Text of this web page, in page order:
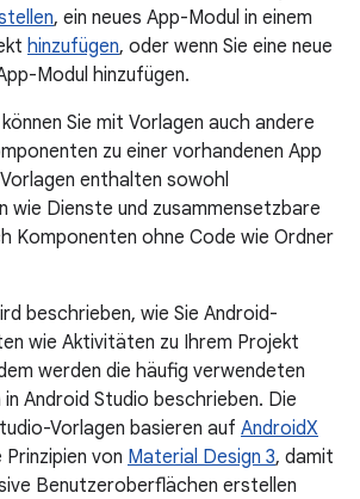
, ein neues App-Modul in einem
hinzufügen, oder wenn Sie eine neue
Modul hinzufügen.
Sie mit Vorlagen auch andere
zu einer vorhandenen App
enthalten sowohl
wie Dienste und zusammensetzbare
Komponenten ohne Code wie Ordner
beschrieben, wie Sie Android-
wie Aktivitäten zu Ihrem Projekt
werden die häufig verwendeten
Android Studio beschrieben. Die
Vorlagen basieren auf AndroidX
von Material Design 3, damit
Benutzeroberflächen erstellen